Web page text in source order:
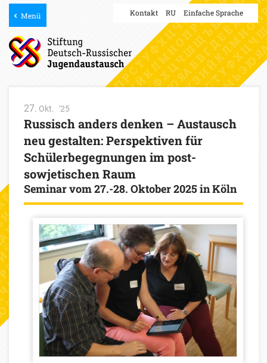
Menü Kontakt RU Einfache Sprache
27 Okt. '25
Russisch anders denken – Austausch
neu gestalten: Perspektiven für
Schülerbegegnungen im post-
sowjetischen Raum
Seminar vom 27.-28. Oktober 2025 in Köln